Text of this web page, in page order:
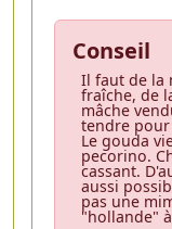
Conseil
Il faut de la
fraîche, de
mâche
tendre
Le gouda
pecorino.
cassant.
aussi
pas une
"hollande"